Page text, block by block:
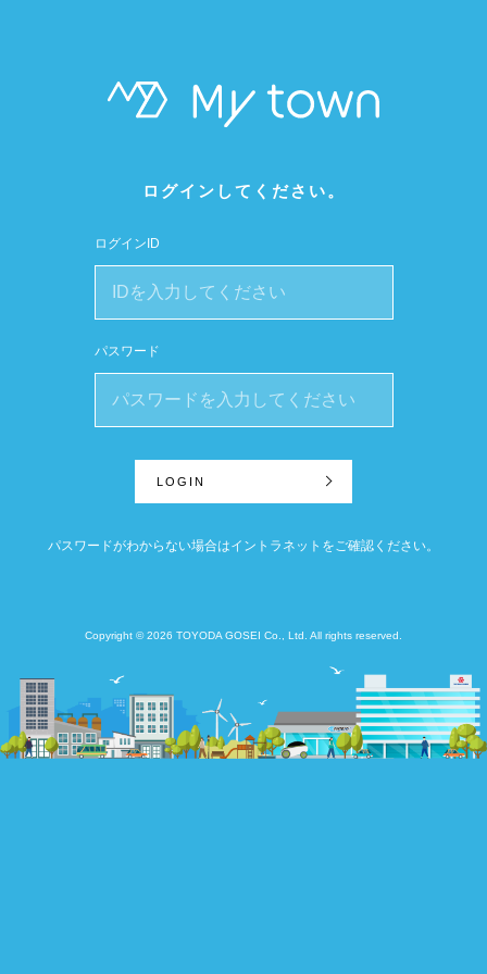
ログインしてください。
ログインID
パスワード
パスワードがわからない場合はイントラネットをご確認ください。
Copyright © 2026 TOYODA GOSEI Co., Ltd. All rights reserved.